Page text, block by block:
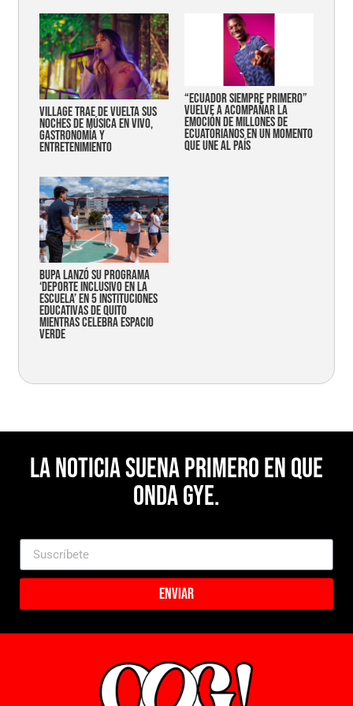
Village trae de vuelta sus
noches de música en vivo,
gastronomía y
entretenimiento
“Ecuador siempre primero”
vuelve a acompañar la
emoción de millones de
ecuatorianos en un momento
que une al país
Bupa lanzó su programa
‘Deporte Inclusivo en la
Escuela’ en 5 instituciones
educativas de Quito
mientras celebra espacio
verde
La noticia suena primero en Que
Onda Gye.
Enviar